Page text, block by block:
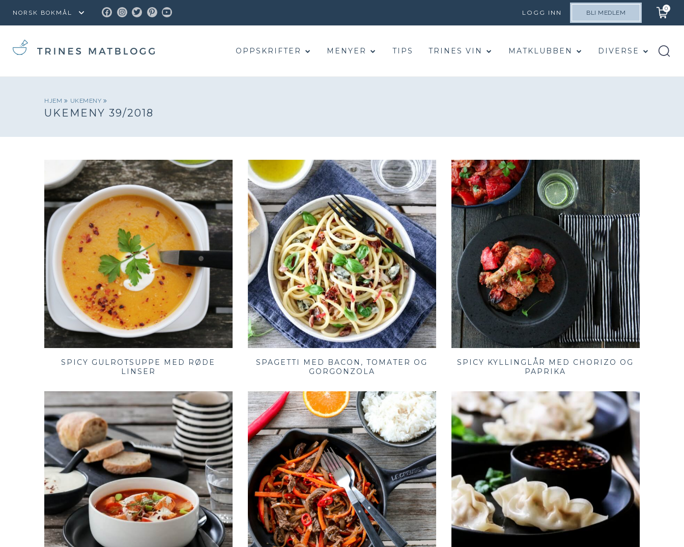
FACEBOOK
INSTAGRAM
TWITTER
PINTEREST
YOUTUBE LOGG INN BLI MEDLEM
0
OPPSKRIFTER MENYER TIPS TRINES VIN MATKLUBBEN DIVERSE
HJEM UKEMENY
UKEMENY 39/2018
SPICY GULROTSUPPE MED RØDE
LINSER
SPAGETTI MED BACON, TOMATER OG
GORGONZOLA
SPICY KYLLINGLÅR MED CHORIZO OG
PAPRIKA